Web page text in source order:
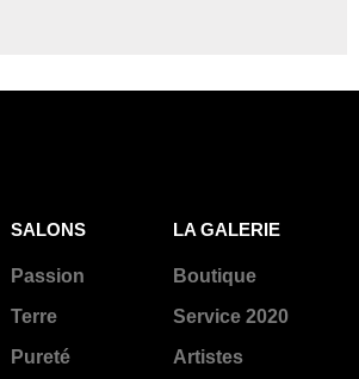
SALONS
Passion
Terre
Pureté
LA GALERIE
Boutique
Service 2020
Artistes